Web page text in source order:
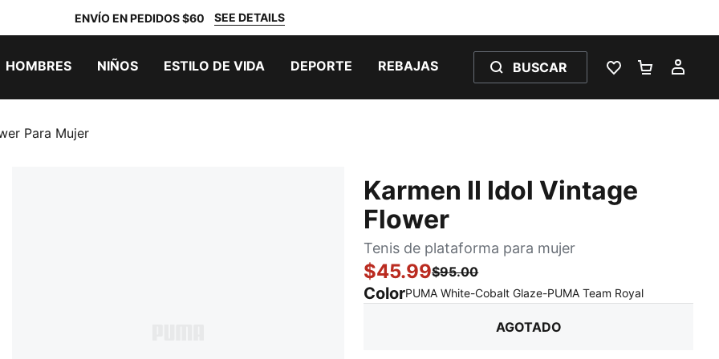
ENVÍO EN PEDIDOS $60 SEE DETAILS
HOMBRES NIÑOS ESTILO DE VIDA DEPORTE REBAJAS BUSCAR
LISTA DE
Para Mujer
Karmen II Idol Vintage
Flower
Tenis de plataforma para mujer
$45.99$95.00
ColorPUMA White-Cobalt Glaze-PUMA Team Royal:
AGOTADO